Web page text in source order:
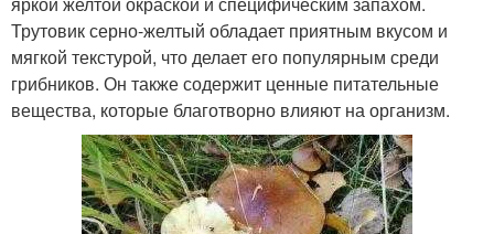
Трутовик серно-желтый обладает приятным вкусом и
мягкой текстурой, что делает его популярным среди
грибников. Он также содержит ценные питательные
вещества, которые благотворно влияют на организм.